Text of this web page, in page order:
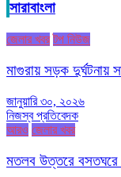
সারাবাংলা
জেলার খবর টপ নিউজ
মাগুরায় সড়ক দুর্ঘটনায়
জানুয়ারি ৩০, ২০২৬
নিজস্ব প্রতিবেদক
আরও জেলার খবর
মতলব উত্তরে বসতঘরে